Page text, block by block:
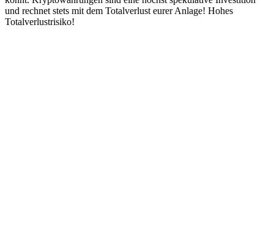
und rechnet stets mit dem Totalverlust eurer Anlage! Hohes
Totalverlustrisiko!